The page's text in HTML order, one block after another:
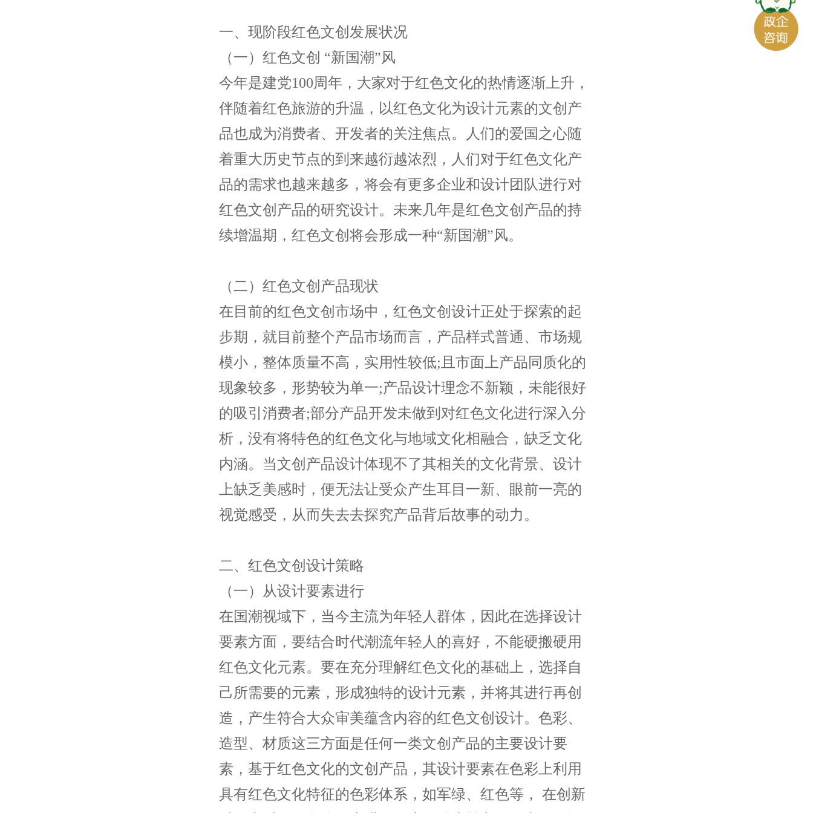
一、现阶段红色文创发展状况
（一）红色文创 “新国潮”风
今年是建党100周年，大家对于红色文化的热情逐渐上升，
伴随着红色旅游的升温，以红色文化为设计元素的文创产
品也成为消费者、开发者的关注焦点。人们的爱国之心随
着重大历史节点的到来越衍越浓烈，人们对于红色文化产
品的需求也越来越多，将会有更多企业和设计团队进行对
红色文创产品的研究设计。未来几年是红色文创产品的持
续增温期，红色文创将会形成一种“新国潮”风。
（二）红色文创产品现状
在目前的红色文创市场中，红色文创设计正处于探索的起
步期，就目前整个产品市场而言，产品样式普通、市场规
模小，整体质量不高，实用性较低;且市面上产品同质化的
现象较多，形势较为单一;产品设计理念不新颖，未能很好
的吸引消费者;部分产品开发未做到对红色文化进行深入分
析，没有将特色的红色文化与地域文化相融合，缺乏文化
内涵。当文创产品设计体现不了其相关的文化背景、设计
上缺乏美感时，便无法让受众产生耳目一新、眼前一亮的
视觉感受，从而失去去探究产品背后故事的动力。
二、红色文创设计策略
（一）从设计要素进行
在国潮视域下，当今主流为年轻人群体，因此在选择设计
要素方面，要结合时代潮流年轻人的喜好，不能硬搬硬用
红色文化元素。要在充分理解红色文化的基础上，选择自
己所需要的元素，形成独特的设计元素，并将其进行再创
造，产生符合大众审美蕴含内容的红色文创设计。色彩、
造型、材质这三方面是任何一类文创产品的主要设计要
素，基于红色文化的文创产品，其设计要素在色彩上利用
具有红色文化特征的色彩体系，如军绿、红色等， 在创新